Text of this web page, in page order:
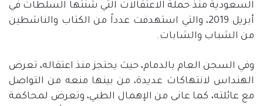
السعودية منذ حملة الاعتقالات التي شنتها السلطات في
أبريل
، والتي استهدفت عدداً من الكتاب والناشطين
من الشباب والشابات.
وفي السجن العام بالدمام، حيث يحتجز منذ اعتقاله، تعرض
الهنداس لانتهاكات عديدة، من بينها منعه من التواصل
مع عائلته، كما عانى من الإهمال الطبي، وتعرض لمحاكمة